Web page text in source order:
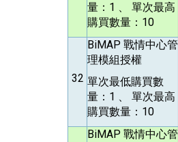
量：1 、 單次最高
購買數量：10
32
BiMAP 戰情中心管
理模組授權
單次最低購買數
量：1 、 單次最高
購買數量：10
BiMAP 戰情中心管